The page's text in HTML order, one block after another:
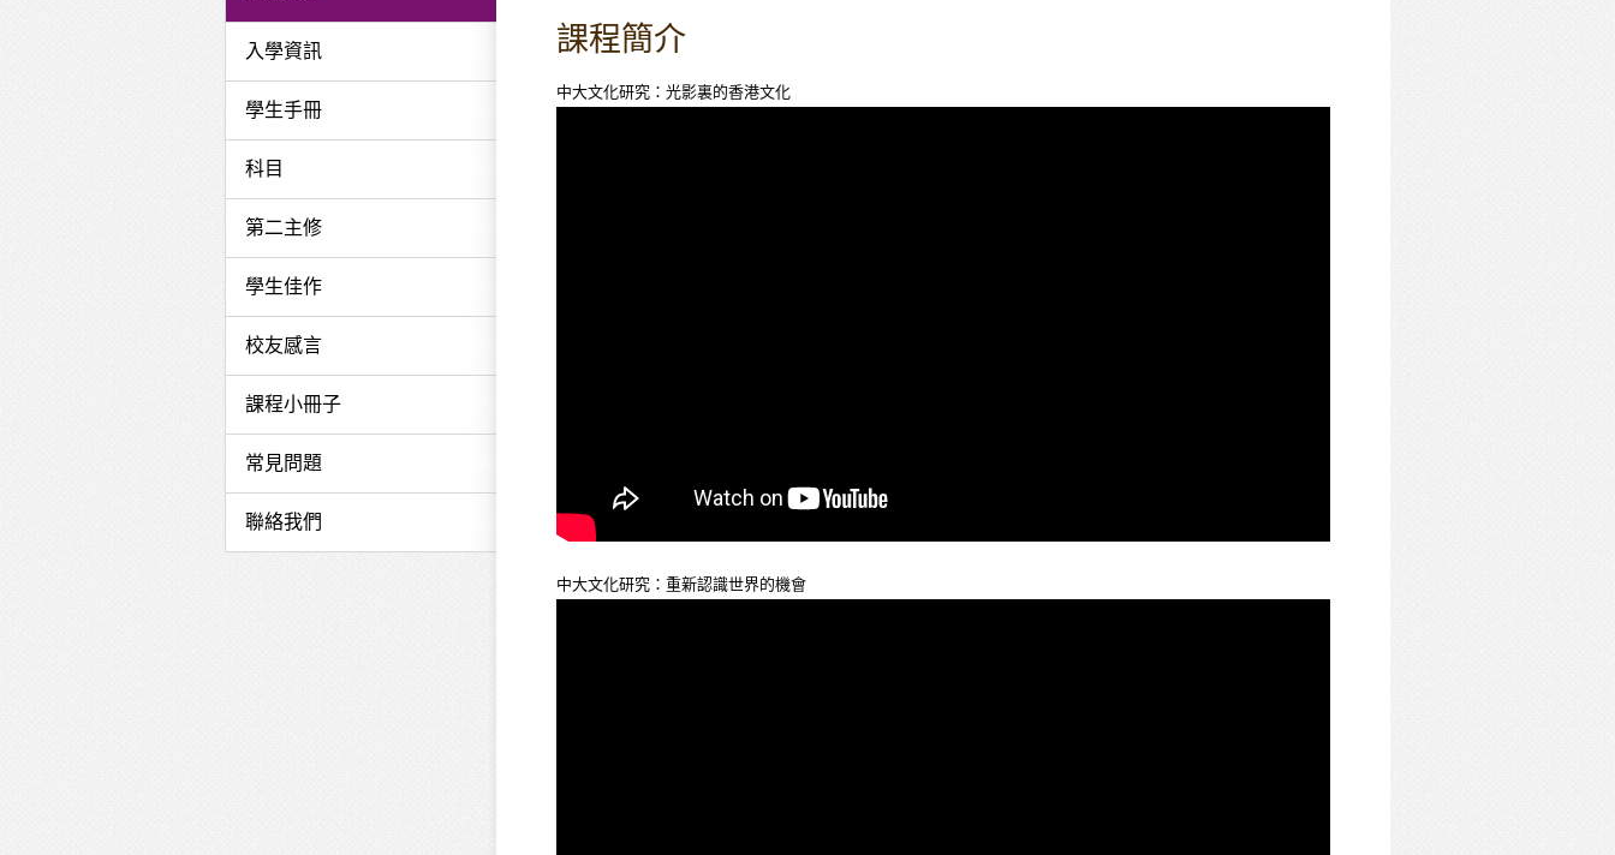
化
研
究
文
學
士
課
程
課
程
簡
入學資訊
學生手冊
科目
第二主修
學生佳作
校友感言
課程小冊子
常見問題
聯絡我們
課程簡介
中大文化研究：光影裏的香港文化
中大文化研究：重新認識世界的機會